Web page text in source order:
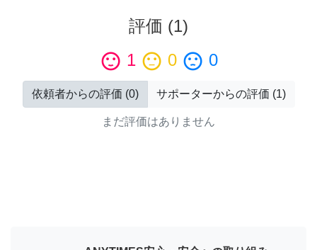
評価 (1)
sentiment_satisfied 1 sentiment_neutral 0 sentiment_dissatisfied 0
依頼者からの評価 (0) サポーターからの評価 (1)
まだ評価はありません